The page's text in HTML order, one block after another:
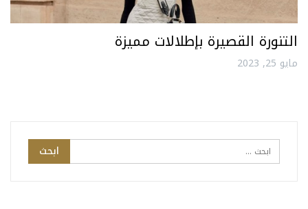
التنورة القصيرة بإطلالات مميزة
مايو 25, 2023